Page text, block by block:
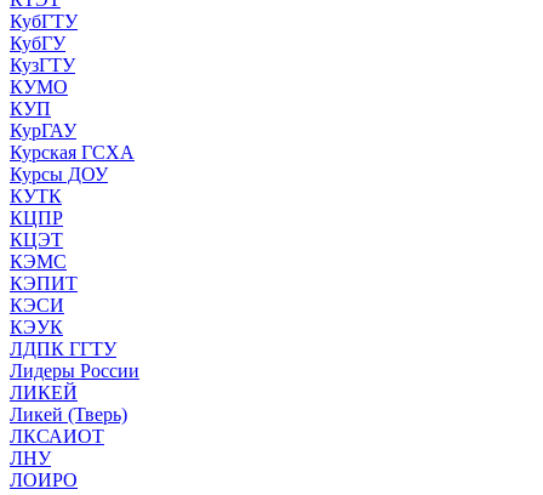
КубГТУ
КубГУ
КузГТУ
КУМО
КУП
КурГАУ
Курская ГСХА
Курсы ДОУ
КУТК
КЦПР
КЦЭТ
КЭМС
КЭПИТ
КЭСИ
КЭУК
ЛДПК ГГТУ
Лидеры России
ЛИКЕЙ
Ликей (Тверь)
ЛКСАИОТ
ЛНУ
ЛОИРО